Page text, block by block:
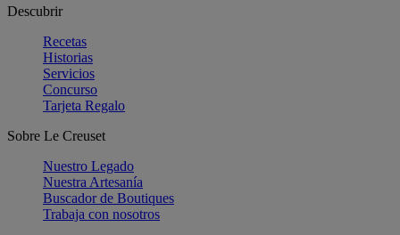
Descubrir
Recetas
Historias
Servicios
Concurso
Tarjeta Regalo
Sobre Le Creuset
Nuestro Legado
Nuestra Artesanía
Buscador de Boutiques
Trabaja con nosotros